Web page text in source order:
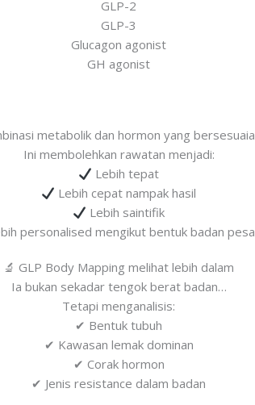
GLP-2
GLP-3
Glucagon agonist
GH agonist
metabolik dan hormon yang
Ini membolehkan rawatan menjadi:
Lebih tepat
Lebih cepat nampak hasil
Lebih saintifik
personalised mengikut bentuk badan
🔬 GLP Body Mapping melihat lebih dalam
Ia bukan sekadar tengok berat badan…
Tetapi menganalisis:
✔ Bentuk tubuh
✔ Kawasan lemak dominan
✔ Corak hormon
✔ Jenis resistance dalam badan